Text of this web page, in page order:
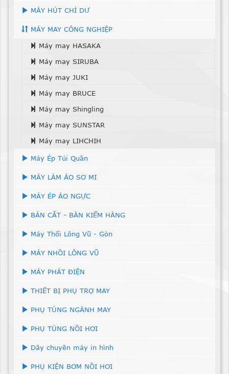
MÁY HÚT CHỈ DƯ
MÁY MAY CÔNG NGHIỆP
Máy may HASAKA
Máy may SIRUBA
Máy may JUKI
Máy may BRUCE
Máy may Shingling
Máy may SUNSTAR
Máy may LIHCHIH
Máy Ép Túi Quần
MÁY LÀM ÁO SƠ MI
MÁY ÉP ÁO NGỰC
BÀN CẮT - BÀN KIỂM HÀNG
Máy Thổi Lông Vũ - Gòn
MÁY NHỒI LÔNG VŨ
MÁY PHÁT ĐIỆN
THIẾT BỊ PHỤ TRỢ MAY
PHỤ TÙNG NGÀNH MAY
PHỤ TÙNG NỒI HƠI
Dây chuyền máy in hình
PHỤ KIỆN BƠM NỒI HƠI